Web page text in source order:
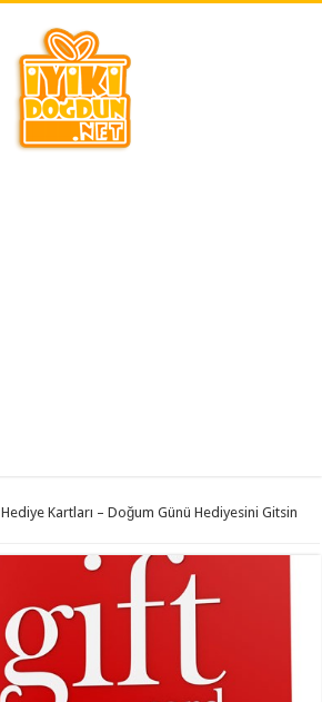
Hediye Kartları – Doğum Günü Hediyesini Gitsin